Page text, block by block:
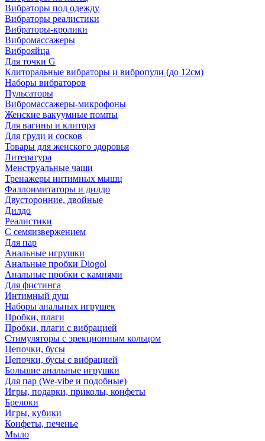
Вибраторы под одежду
Вибраторы реалистики
Вибраторы-кролики
Вибромассажеры
Виброяйца
Для точки G
Клиторальные вибраторы и вибропули (до 12см)
Наборы вибраторов
Пульсаторы
Вибромассажеры-микрофоны
Женские вакуумные помпы
Для вагины и клитора
Для груди и сосков
Товары для женского здоровья
Литература
Менструальные чаши
Тренажеры интимных мышц
Фаллоимитаторы и дилдо
Двусторонние, двойные
Дилдо
Реалистики
С семяизвержением
Для пар
Анальные игрушки
Анальные пробки Diogol
Анальные пробки с камнями
Для фистинга
Интимный душ
Наборы анальных игрушек
Пробки, плаги
Пробки, плаги с вибрацией
Стимуляторы с эрекционным кольцом
Цепочки, бусы
Цепочки, бусы с вибрацией
Большие анальные игрушки
Для пар (We-vibe и подобные)
Игры, подарки, приколы, конфеты
Брелоки
Игры, кубики
Конфеты, печенье
Мыло